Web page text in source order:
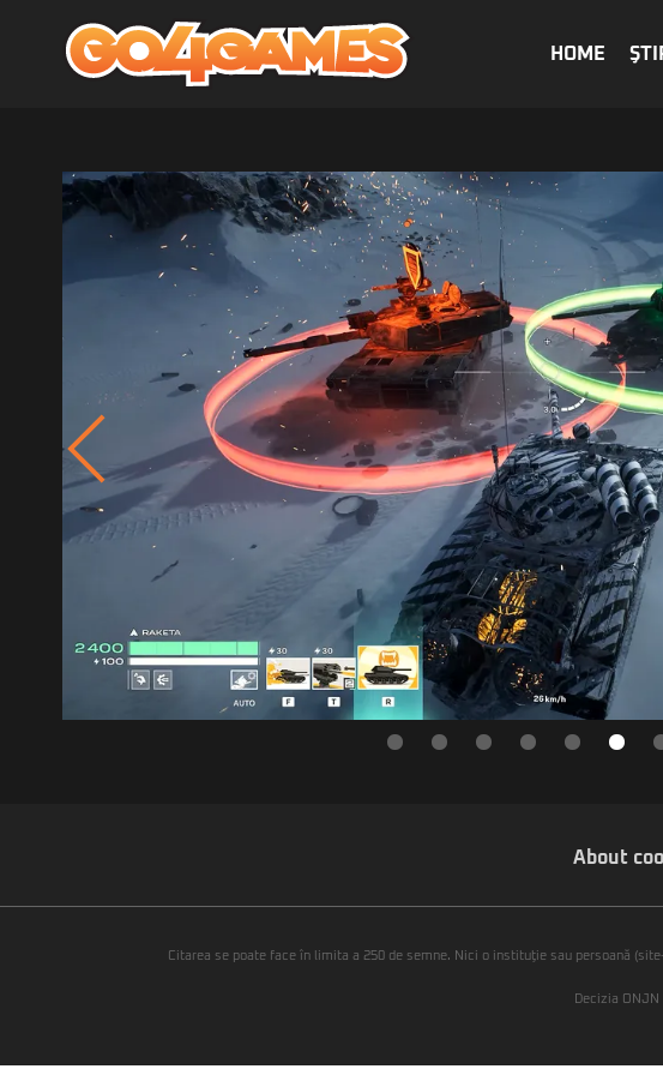
HOME
About
Citarea se poate face în limita a 250 de semne. Nici o instituţie sau persoană
Decizia